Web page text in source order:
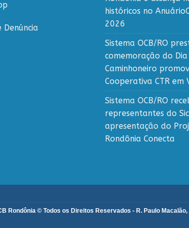
Denúncia
históricos no
2026
Sistema OCB/RO
comemoração do
Caminhoneiro
Cooperativa CTR em
Sistema OCB/RO
representantes do
apresentação do
Rondônia Conecta
Rondônia © Todos os Direitos Reservados - R. Paulo